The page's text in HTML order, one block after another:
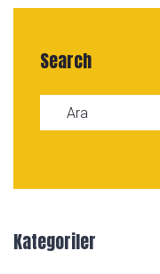
Search
Search for:
Kategoriler